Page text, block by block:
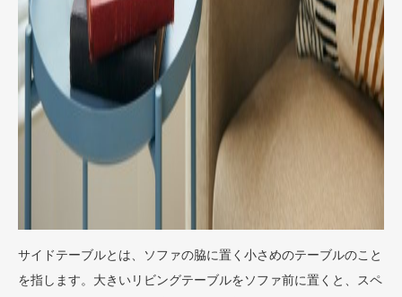
サイドテーブルとは、ソファの脇に置く小さめのテーブルのこと
を指します。大きいリビングテーブルをソファ前に置くと、スペ